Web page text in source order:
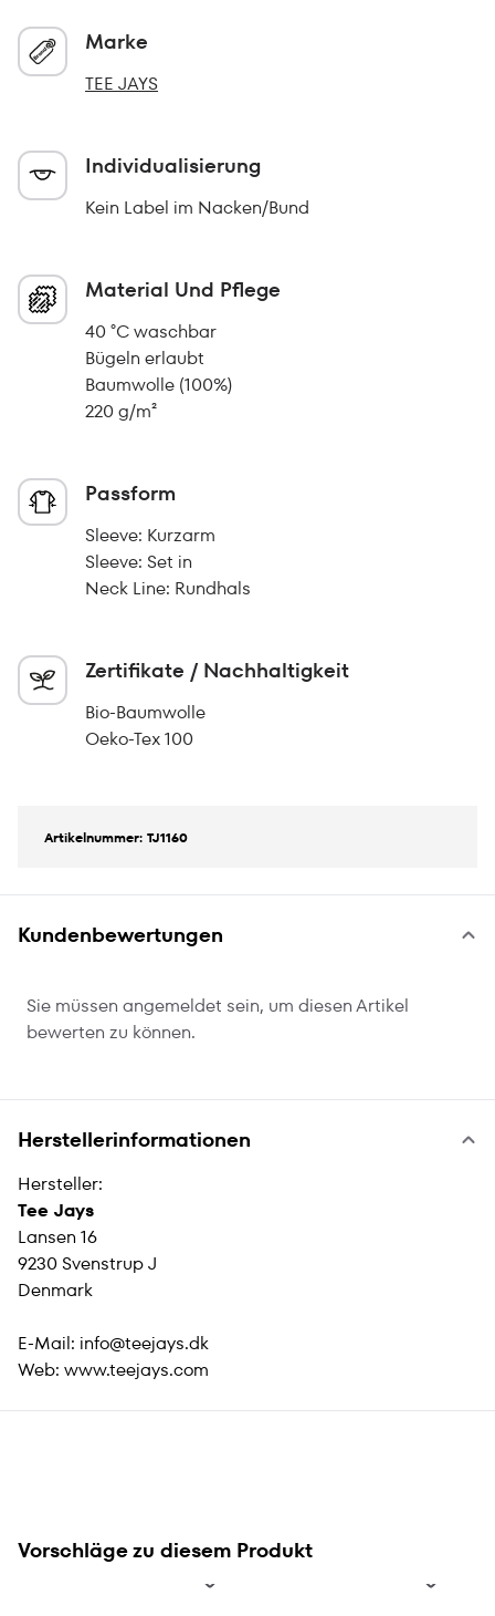
Marke
TEE JAYS
Individualisierung
Kein Label im Nacken/Bund
Material Und Pflege
40 °C waschbar
Bügeln erlaubt
Baumwolle (100%)
220 g/m²
Passform
Sleeve: Kurzarm
Sleeve: Set in
Neck Line: Rundhals
Zertifikate / Nachhaltigkeit
Bio-Baumwolle
Oeko-Tex 100
Artikelnummer: TJ1160
Kundenbewertungen
Sie müssen angemeldet sein, um diesen Artikel
bewerten zu können.
Herstellerinformationen
Hersteller:
Tee Jays
Lansen 16
9230 Svenstrup J
Denmark
E-Mail: info@teejays.dk
Web: www.teejays.com
Vorschläge zu diesem Produkt